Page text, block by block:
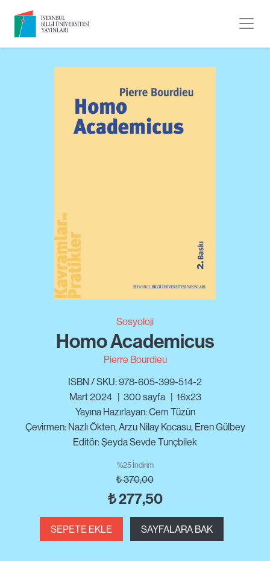
Sosyoloji
Homo Academicus
Pierre Bourdieu
ISBN / SKU: 978-605-399-514-2
Mart 2024 | 300sayfa | 16x23
Yayına Hazırlayan: Cem Tüzün
Çevirmen: Nazlı Ökten, Arzu Nilay Kocasu, Eren Gülbey
Editör: Şeyda Sevde Tunçbilek
%25 İndirim
₺370,00
₺277,50
SEPETE EKLE SAYFALARA BAK